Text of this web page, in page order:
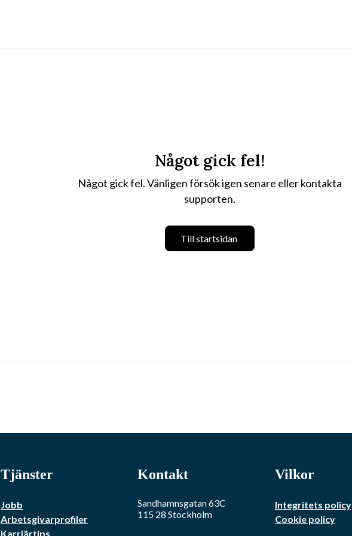
Något gick fel!
Något gick fel. Vänligen försök igen senare eller kontakta
supporten.
Till startsidan
Tjänster
Jobb
Arbetsgivarprofiler
Karriärtips
Kontakt
Sandhamnsgatan 63C
115 28 Stockholm
Vilkor
Integritets policy
Cookie policy